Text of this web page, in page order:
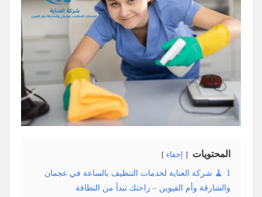
المحتويات إخفاء
1
🧹 شركة العناية لخدمات التنظيف بالساعة في عجمان
والشارقة وأم القيوين – راحتك تبدأ من النظافة